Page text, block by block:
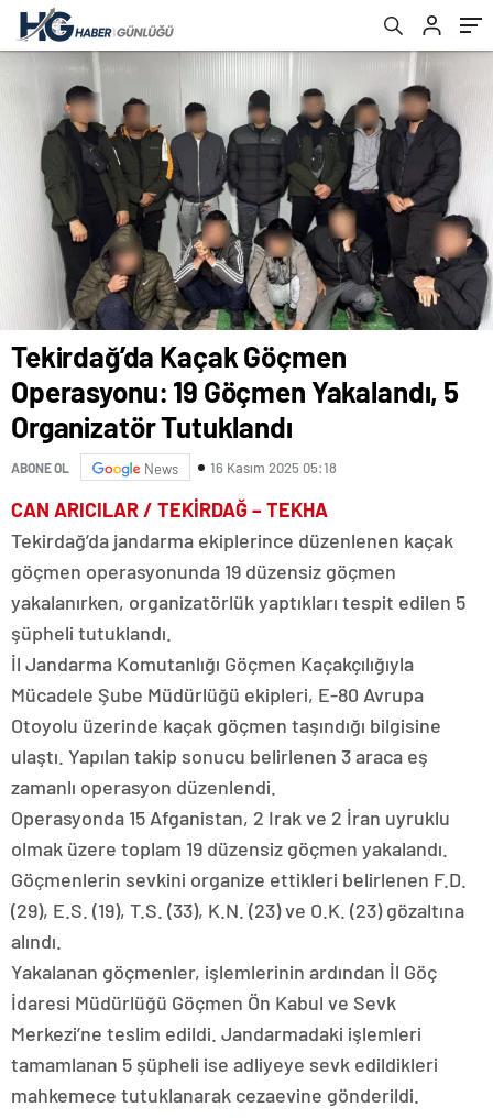
Tekirdağ’da Kaçak Göçmen
Operasyonu: 19 Göçmen Yakalandı, 5
Organizatör Tutuklandı
ABONE OL News 16 Kasım 2025 05:18
CAN ARICILAR / TEKİRDAĞ – TEKHA
Tekirdağ’da jandarma ekiplerince düzenlenen kaçak
göçmen operasyonunda 19 düzensiz göçmen
yakalanırken, organizatörlük yaptıkları tespit edilen 5
şüpheli tutuklandı.
İl Jandarma Komutanlığı Göçmen Kaçakçılığıyla
Mücadele Şube Müdürlüğü ekipleri, E-80 Avrupa
Otoyolu üzerinde kaçak göçmen taşındığı bilgisine
ulaştı. Yapılan takip sonucu belirlenen 3 araca eş
zamanlı operasyon düzenlendi.
Operasyonda 15 Afganistan, 2 Irak ve 2 İran uyruklu
olmak üzere toplam 19 düzensiz göçmen yakalandı.
Göçmenlerin sevkini organize ettikleri belirlenen F.D.
(29), E.S. (19), T.S. (33), K.N. (23) ve O.K. (23) gözaltına
alındı.
Yakalanan göçmenler, işlemlerinin ardından İl Göç
İdaresi Müdürlüğü Göçmen Ön Kabul ve Sevk
Merkezi’ne teslim edildi. Jandarmadaki işlemleri
tamamlanan 5 şüpheli ise adliyeye sevk edildikleri
mahkemece tutuklanarak cezaevine gönderildi.